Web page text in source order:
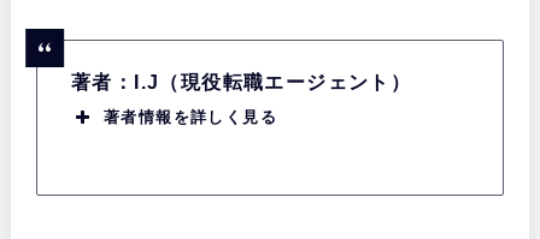
著者：I.J（現役転職エージェント）
著者情報を詳しく見る